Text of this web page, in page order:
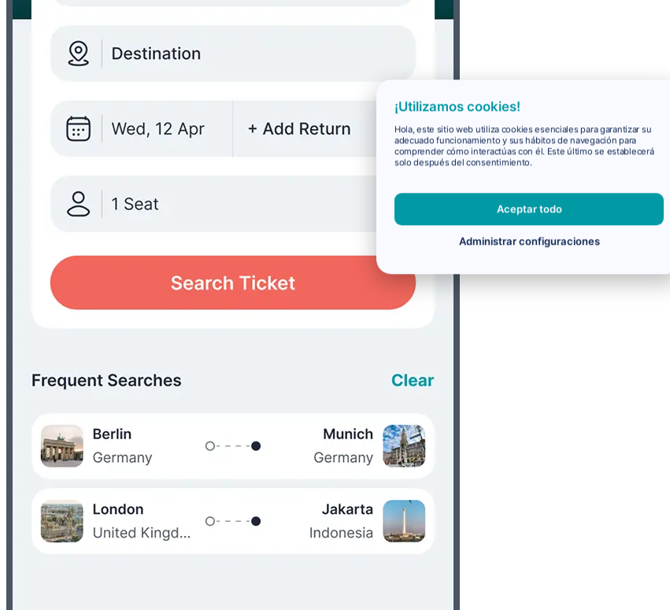
¡Utilizamos cookies!
Hola, este sitio web utiliza cookies esenciales para garantizar su
adecuado funcionamiento y sus hábitos de navegación para
comprender cómo interactúas con él. Este último se establecerá
solo después del consentimiento.
Aceptar todo
Administrar configuraciones